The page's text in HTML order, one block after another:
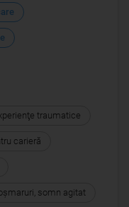
traumatice
carieră
somn agitat